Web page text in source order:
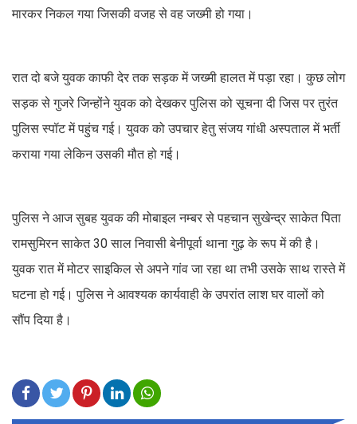
मारकर निकल गया जिसकी वजह से वह जख्मी हो गया।
रात दो बजे युवक काफी देर तक सड़क में जख्मी हालत में पड़ा रहा। कुछ लोग
सड़क से गुजरे जिन्होंने युवक को देखकर पुलिस को सूचना दी जिस पर तुरंत
पुलिस स्पॉट में पहुंच गई। युवक को उपचार हेतु संजय गांधी अस्पताल में भर्ती
कराया गया लेकिन उसकी मौत हो गई।
पुलिस ने आज सुबह युवक की मोबाइल नम्बर से पहचान सुखेन्द्र साकेत पिता
रामसुमिरन साकेत 30 साल निवासी बेनीपूर्वा थाना गुढ़ के रूप में की है।
युवक रात में मोटर साइकिल से अपने गांव जा रहा था तभी उसके साथ रास्ते में
घटना हो गई। पुलिस ने आवश्यक कार्यवाही के उपरांत लाश घर वालों को
सौंप दिया है।